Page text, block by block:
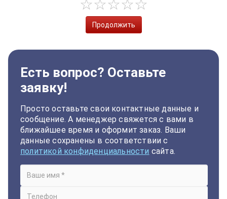
Продолжить
Есть вопрос? Оставьте
заявку!
Просто оставьте свои контактные данные и
сообщение. А менеджер свяжется с вами в
ближайшее время и оформит заказ. Ваши
данные сохранены в соответствии с
политикой конфиденциальности сайта.